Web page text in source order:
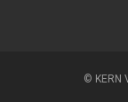
© KERN